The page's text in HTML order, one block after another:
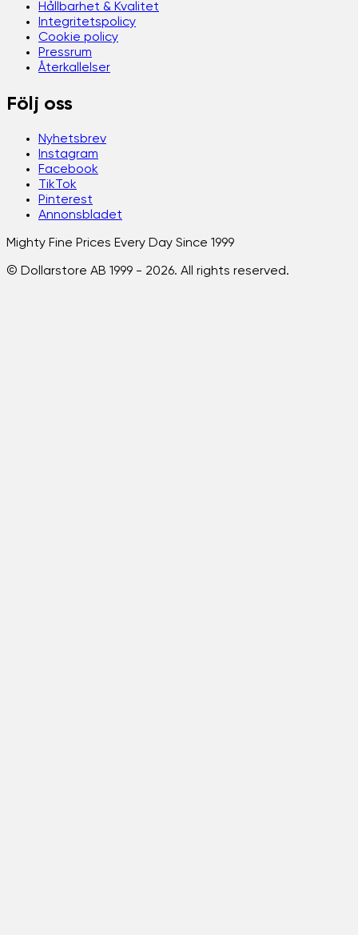
Hållbarhet & Kvalitet
Integritetspolicy
Cookie policy
Pressrum
Återkallelser
Följ oss
Nyhetsbrev
Instagram
Facebook
TikTok
Pinterest
Annonsbladet
Mighty Fine Prices Every Day Since 1999
© Dollarstore AB 1999 - 2026. All rights reserved.